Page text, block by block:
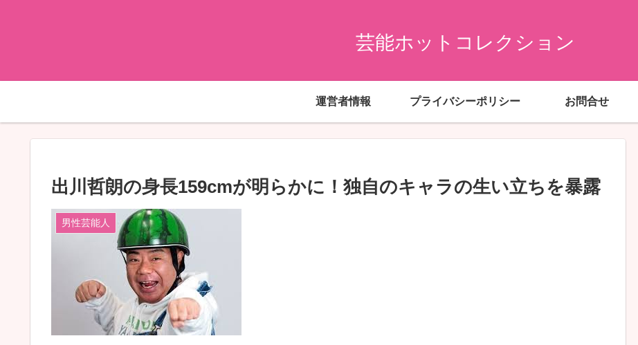
芸能ホットコレクション
運営者情報 プライバシーポリシー お問合せ
出川哲朗の身長159cmが明らかに！独自のキャラの生い立ちを暴露
男性芸能人